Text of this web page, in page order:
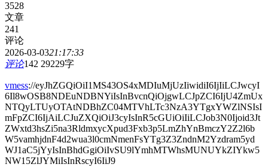
3528
文章
241
评论
2026-03-0321:17:33
评论142 29229字
vmess://eyJhZGQiOiI1MS43OS4xMDIuMjUzIiwidiI6IjIiLCJwcyI
6Il8wOSB8NDEuNDBNYiIsInBvcnQiOjgwLCJpZCI6IjU4ZmUx
NTQyLTUyOTAtNDBhZC04MTVhLTc3NzA3YTgxYWZlNSIsI
mFpZCI6IjAiLCJuZXQiOiJ3cyIsInR5cGUiOiIiLCJob3N0Ijoid3Jt
ZWxtd3hsZi5na3RldmxycXpud3Fxb3p5LmZhYnBmczY2Z2l6b
W5vamhjdnF4d2wua3l0cmNmenFsYTg3Z3ZndnM2Yzdram5yd
WJ1aC5jYyIsInBhdGgiOiIvSU9lYmhMTWhsMUNUYkZIYkw5
NW15ZlJYMiIsInRscyI6IiJ9